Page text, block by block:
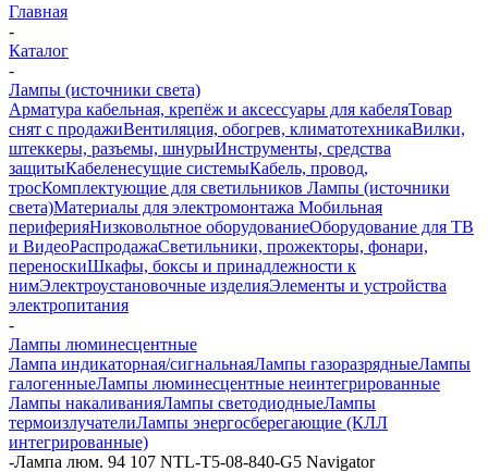
Главная
-
Каталог
-
Лампы (источники света)
Арматура кабельная, крепёж и аксессуары для кабеляТовар
снят с продажиВентиляция, обогрев, климатотехникаВилки,
штеккеры, разъемы, шнурыИнструменты, средства
защитыКабеленесущие системыКабель, провод,
тросКомплектующие для светильников Лампы (источники
света)Материалы для электромонтажа Мобильная
периферияНизковольтное оборудованиеОборудование для ТВ
и ВидеоРаспродажаСветильники, прожекторы, фонари,
переноскиШкафы, боксы и принадлежности к
нимЭлектроустановочные изделияЭлементы и устройства
электропитания
-
Лампы люминесцентные
Лампа индикаторная/сигнальнаяЛампы газоразрядныеЛампы
галогенныеЛампы люминесцентные неинтегрированные
Лампы накаливанияЛампы светодиодныеЛампы
термоизлучателиЛампы энергосберегающие (КЛЛ
интегрированные)
-Лампа люм. 94 107 NTL-T5-08-840-G5 Navigator